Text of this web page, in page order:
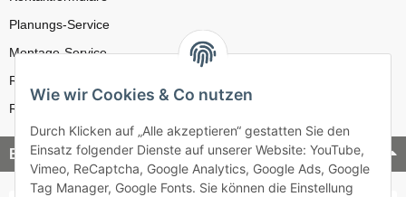
Planungs-Service
Montage-Service
Reparatur-Service
Retouren-Service
Bezahlung & Versand
Wie wir Cookies & Co nutzen
Durch Klicken auf „Alle akzeptieren“ gestatten Sie den
Einsatz folgender Dienste auf unserer Website: YouTube,
Vimeo, ReCaptcha, Google Analytics, Google Ads, Google
Tag Manager, Google Fonts. Sie können die Einstellung